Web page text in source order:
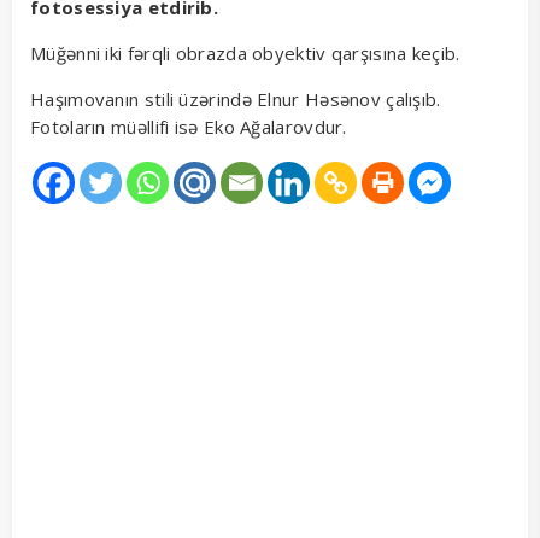
fotosessiya etdirib.
Müğənni iki fərqli obrazda obyektiv qarşısına keçib.
Haşımovanın stili üzərində Elnur Həsənov çalışıb.
Fotoların müəllifi isə Eko Ağalarovdur.